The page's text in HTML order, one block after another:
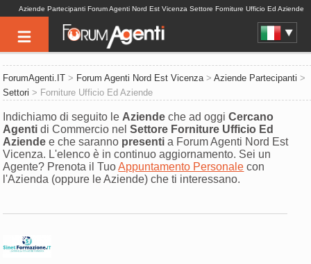
Aziende Partecipanti Forum Agenti Nord Est Vicenza Settore Forniture Ufficio Ed Aziende
ForumAgenti.IT > Forum Agenti Nord Est Vicenza>Aziende Partecipanti >
Settori > Forniture Ufficio Ed Aziende
Indichiamo di seguito le Aziende che ad oggiCercano
Agenti di Commercio nelSettore Forniture Ufficio Ed
Aziende e che saranno presenti a Forum Agenti Nord Est
Vicenza. L'elenco è in continuo aggiornamento. Sei un
Agente? Prenota il TuoAppuntamento Personale con
l'Azienda (oppure le Aziende) che ti interessano.